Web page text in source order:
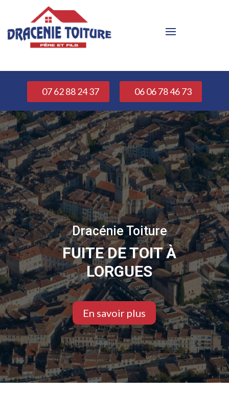
07 62 88 24 37 06 06 78 46 73
Dracénie Toiture
FUITE DE TOIT À
LORGUES
En savoir plus